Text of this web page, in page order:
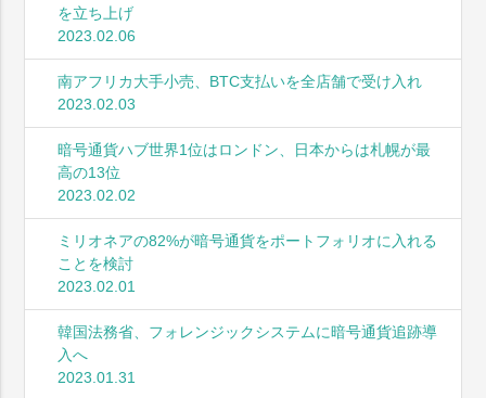
を立ち上げ
2023.02.06
南アフリカ大手小売、BTC支払いを全店舗で受け入れ
2023.02.03
暗号通貨ハブ世界1位はロンドン、日本からは札幌が最
高の13位
2023.02.02
ミリオネアの82%が暗号通貨をポートフォリオに入れる
ことを検討
2023.02.01
韓国法務省、フォレンジックシステムに暗号通貨追跡導
入へ
2023.01.31